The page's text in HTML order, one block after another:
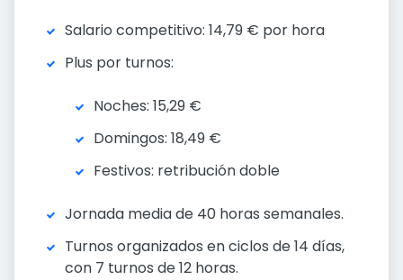
Salario competitivo: 14,79 € por hora
Plus por turnos:
Noches: 15,29 €
Domingos: 18,49 €
Festivos: retribución doble
Jornada media de 40 horas semanales.
Turnos organizados en ciclos de 14 días,
con 7 turnos de 12 horas.